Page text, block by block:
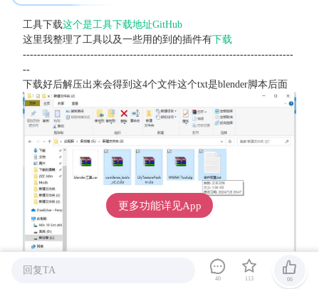
工具下载这个是工具下载地址GitHub
这里我整理了工具以及一些用的到的插件有下载
----------------------------------------------------------------------------
--
下载好后解压出来会得到这4个文件这个txt是blender脚本后面
现在我说明一些这些是什么插件
回复TA
40 113 66
更多功能详见App